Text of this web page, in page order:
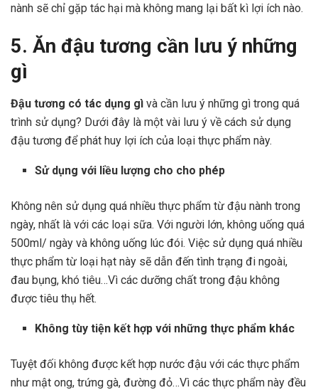
nành sẽ chỉ gặp tác hại mà không mang lại bất kì lợi ích nào.
5. Ăn đậu tương cần lưu ý những
gì
Đậu tương có tác dụng gì và cần lưu ý những gì trong quá
trình sử dụng? Dưới đây là một vài lưu ý về cách sử dụng
đậu tương để phát huy lợi ích của loại thực phẩm này.
Sử dụng với liều lượng cho cho phép
Không nên sử dụng quá nhiều thực phẩm từ đậu nành trong
ngày, nhất là với các loại sữa. Với người lớn, không uống quá
500ml/ ngày và không uống lúc đói. Việc sử dụng quá nhiều
thực phẩm từ loại hạt này sẽ dẫn đến tình trạng đi ngoài,
đau bụng, khó tiêu…Vì các dưỡng chất trong đậu không
được tiêu thụ hết.
Không tùy tiện kết hợp với những thực phẩm khác
Tuyệt đối không được kết hợp nước đậu với các thực phẩm
như mật ong, trứng gà, đường đỏ…Vì các thực phẩm này đều